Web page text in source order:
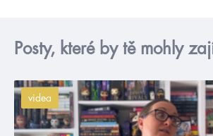
Posty, které by tě mohly
videa